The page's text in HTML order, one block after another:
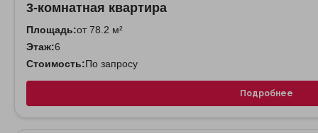
3-комнатная квартира
Площадь:от 78.2 м²
Этаж:6
Стоимость:По запросу
Подробнее